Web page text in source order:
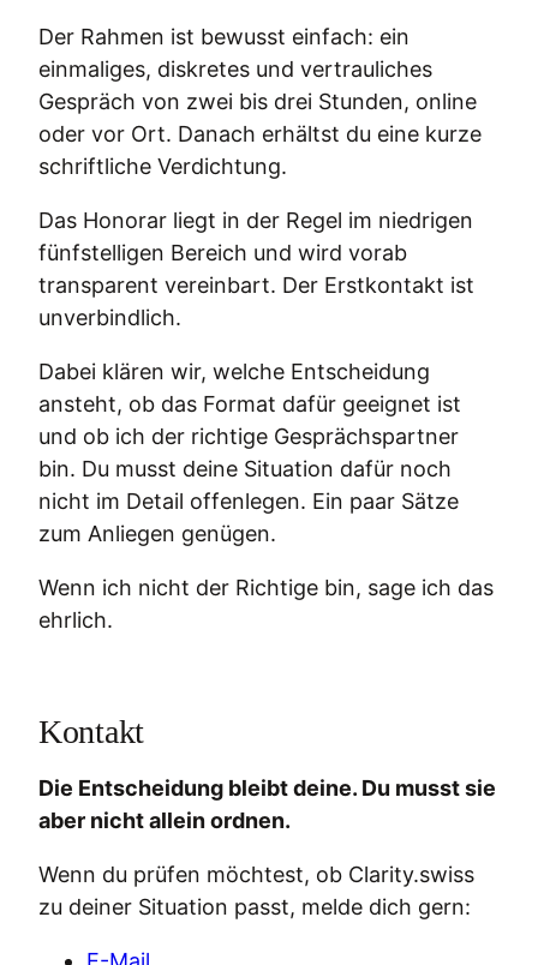
Der Rahmen ist bewusst einfach: ein
einmaliges, diskretes und vertrauliches
Gespräch von zwei bis drei Stunden, online
oder vor Ort. Danach erhältst du eine kurze
schriftliche Verdichtung.
Das Honorar liegt in der Regel im niedrigen
fünfstelligen Bereich und wird vorab
transparent vereinbart. Der Erstkontakt ist
unverbindlich.
Dabei klären wir, welche Entscheidung
ansteht, ob das Format dafür geeignet ist
und ob ich der richtige Gesprächspartner
bin. Du musst deine Situation dafür noch
nicht im Detail offenlegen. Ein paar Sätze
zum Anliegen genügen.
Wenn ich nicht der Richtige bin, sage ich das
ehrlich.
Kontakt
Die Entscheidung bleibt deine. Du musst sie
aber nicht allein ordnen.
Wenn du prüfen möchtest, ob Clarity.swiss
zu deiner Situation passt, melde dich gern: